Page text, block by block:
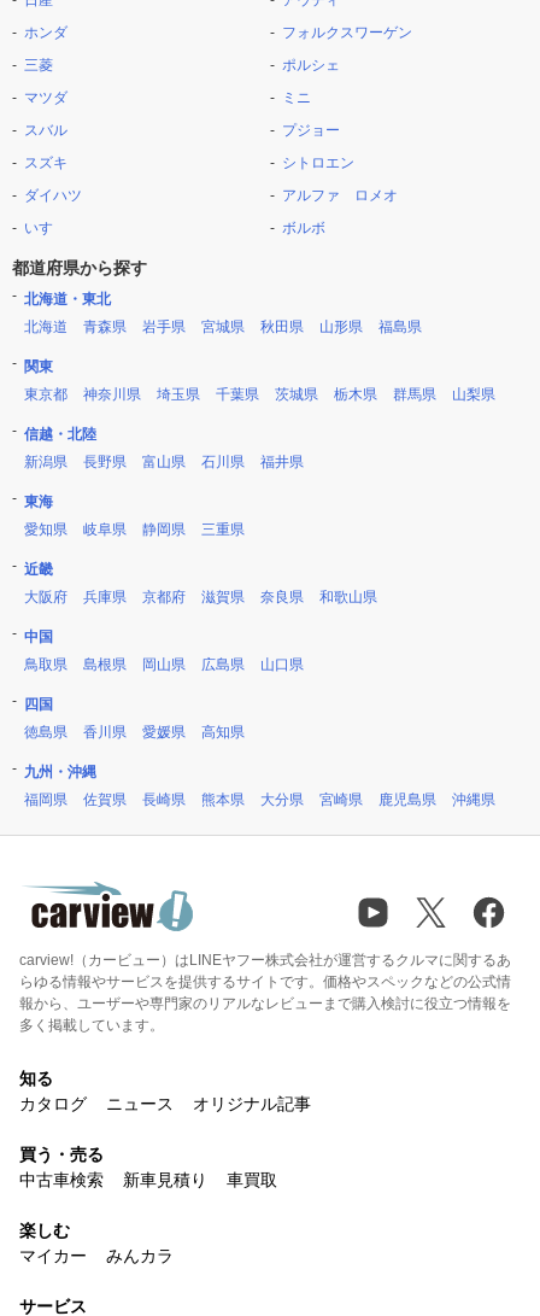
ホンダ
三菱
マツダ
スバル
スズキ
ダイハツ
いすゞ
フォルクスワーゲン
ポルシェ
ミニ
プジョー
シトロエン
アルファ ロメオ
ボルボ
都道府県から探す
北海道・東北
北海道
青森県 岩手県 宮城県 秋田県 山形県 福島県
関東
東京都
神奈川県 埼玉県 千葉県 茨城県 栃木県 群馬県 山梨県
信越・北陸
新潟県
長野県 富山県 石川県 福井県
東海
愛知県
岐阜県 静岡県 三重県
近畿
大阪府
兵庫県 京都府 滋賀県 奈良県 和歌山県
中国
鳥取県
島根県 岡山県 広島県 山口県
四国
徳島県
香川県 愛媛県 高知県
九州・沖縄
福岡県
佐賀県 長崎県 熊本県 大分県 宮崎県 鹿児島県 沖縄県
carview!（カービュー）はLINEヤフー株式会社が運営するクルマに関するあ
らゆる情報やサービスを提供するサイトです。価格やスペックなどの公式情
報から、ユーザーや専門家のリアルなレビューまで購入検討に役立つ情報を
多く掲載しています。
知る
カタログ
ニュース オリジナル記事
買う・売る
中古車検索
新車見積り 車買取
楽しむ
マイカー
みんカラ
サービス